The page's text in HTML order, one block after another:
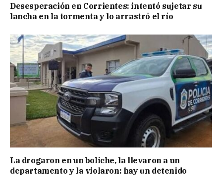
Desesperación en Corrientes: intentó sujetar su
lancha en la tormenta y lo arrastró el río
La drogaron en un boliche, la llevaron a un
departamento y la violaron: hay un detenido